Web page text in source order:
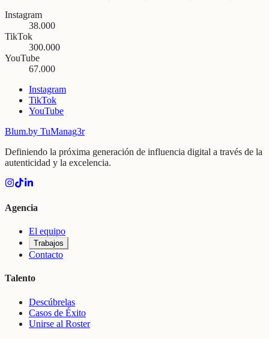
Instagram
38.000
TikTok
300.000
YouTube
67.000
Instagram
TikTok
YouTube
Blum.by TuManag3r
Definiendo la próxima generación de influencia digital a través de la
autenticidad y la excelencia.
Agencia
El equipo
Trabajos
Contacto
Talento
Descúbrelas
Casos de Éxito
Unirse al Roster